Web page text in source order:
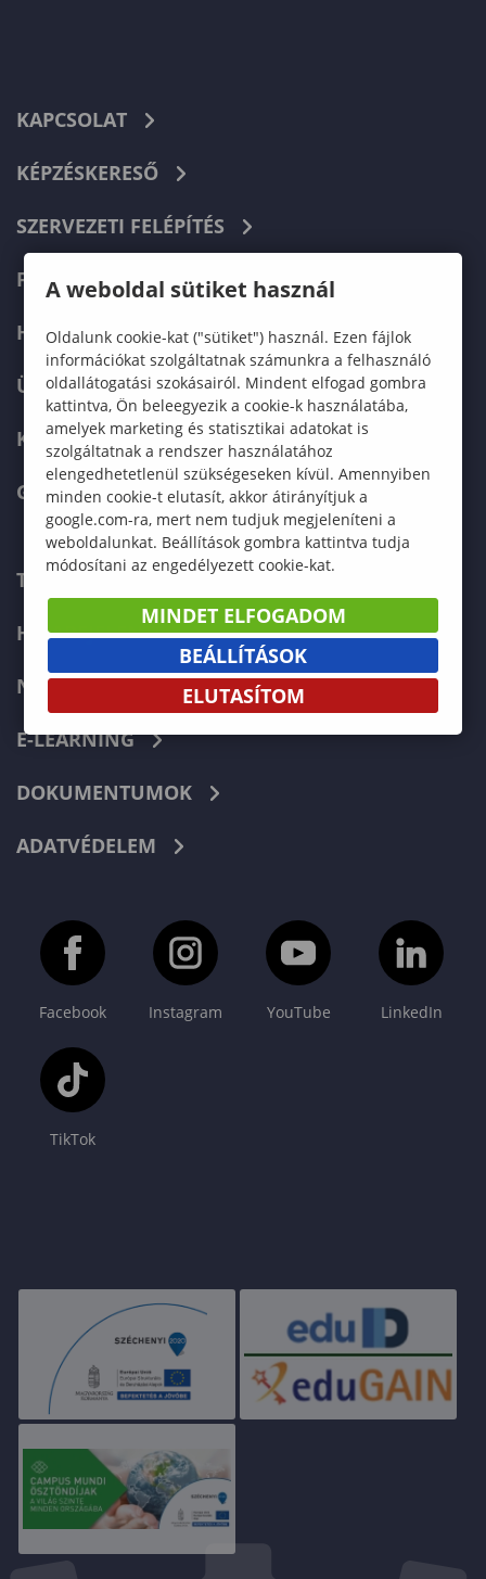
KAPCSOLAT
KÉPZÉSKERESŐ
SZERVEZETI FELÉPÍTÉS
FELVÉTELIZŐKNEK
HALLGATÓKNAK
ÜZLETI PARTNEREKNEK
KARRIER
GREEN UNIVERSITY
TELEFONKÖNYV
HIBABEJELENTÉS
NEPTUN
E-LEARNING
DOKUMENTUMOK
ADATVÉDELEM
Facebook Instagram YouTube LinkedIn
TikTok
A weboldal sütiket használ
Oldalunk cookie-kat ("sütiket") használ. Ezen fájlok
információkat szolgáltatnak számunkra a felhasználó
oldallátogatási szokásairól. Mindent elfogad gombra
kattintva, Ön beleegyezik a cookie-k használatába,
amelyek marketing és statisztikai adatokat is
szolgáltatnak a rendszer használatához
elengedhetetlenül szükségeseken kívül. Amennyiben
minden cookie-t elutasít, akkor átirányítjuk a
google.com-ra, mert nem tudjuk megjeleníteni a
weboldalunkat. Beállítások gombra kattintva tudja
módosítani az engedélyezett cookie-kat.
MINDET ELFOGADOM
BEÁLLÍTÁSOK
ELUTASÍTOM